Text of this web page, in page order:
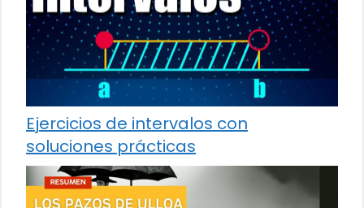
Ejercicios de intervalos con
soluciones prácticas